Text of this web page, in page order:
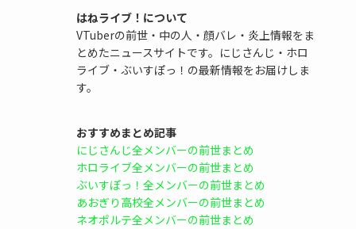
はねライブ！について
VTuberの前世・中の人・顔バレ・炎上情報をま
とめたニュースサイトです。にじさんじ・ホロ
ライブ・ぶいすぽっ！の最新情報をお届けしま
す。
おすすめまとめ記事
にじさんじ全メンバーの前世まとめ
ホロライブ全メンバーの前世まとめ
ぶいすぽっ！全メンバーの前世まとめ
あおぎり高校全メンバーの前世まとめ
ネオポルテ全メンバーの前世まとめ